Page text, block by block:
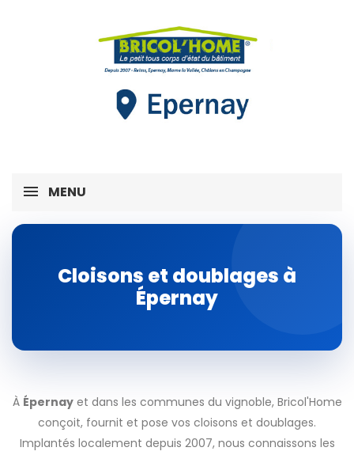
MENU
Cloisons et doublages à
Épernay
À Épernayet dans les communes du vignoble, Bricol'Home
conçoit, fournit et pose vos cloisons et doublages.
Implantés localement depuis 2007, nous connaissons les